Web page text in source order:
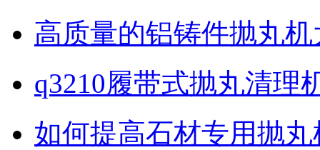
高质量的铝铸件抛丸
q3210履带式抛丸清理
如何提高石材专用抛